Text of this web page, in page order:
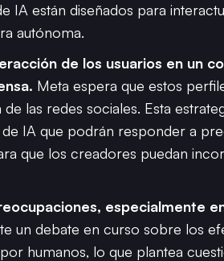
están diseñados para
autónoma​.
de los usuarios en un
Meta espera que estos
las redes sociales. Esta
IA que podrán responder a
que los creadores puedan
especialmente
un debate en curso sobre los
humanos, lo que plantea